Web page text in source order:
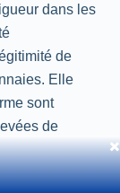
✖️
dans les
de
Elle
sont
de